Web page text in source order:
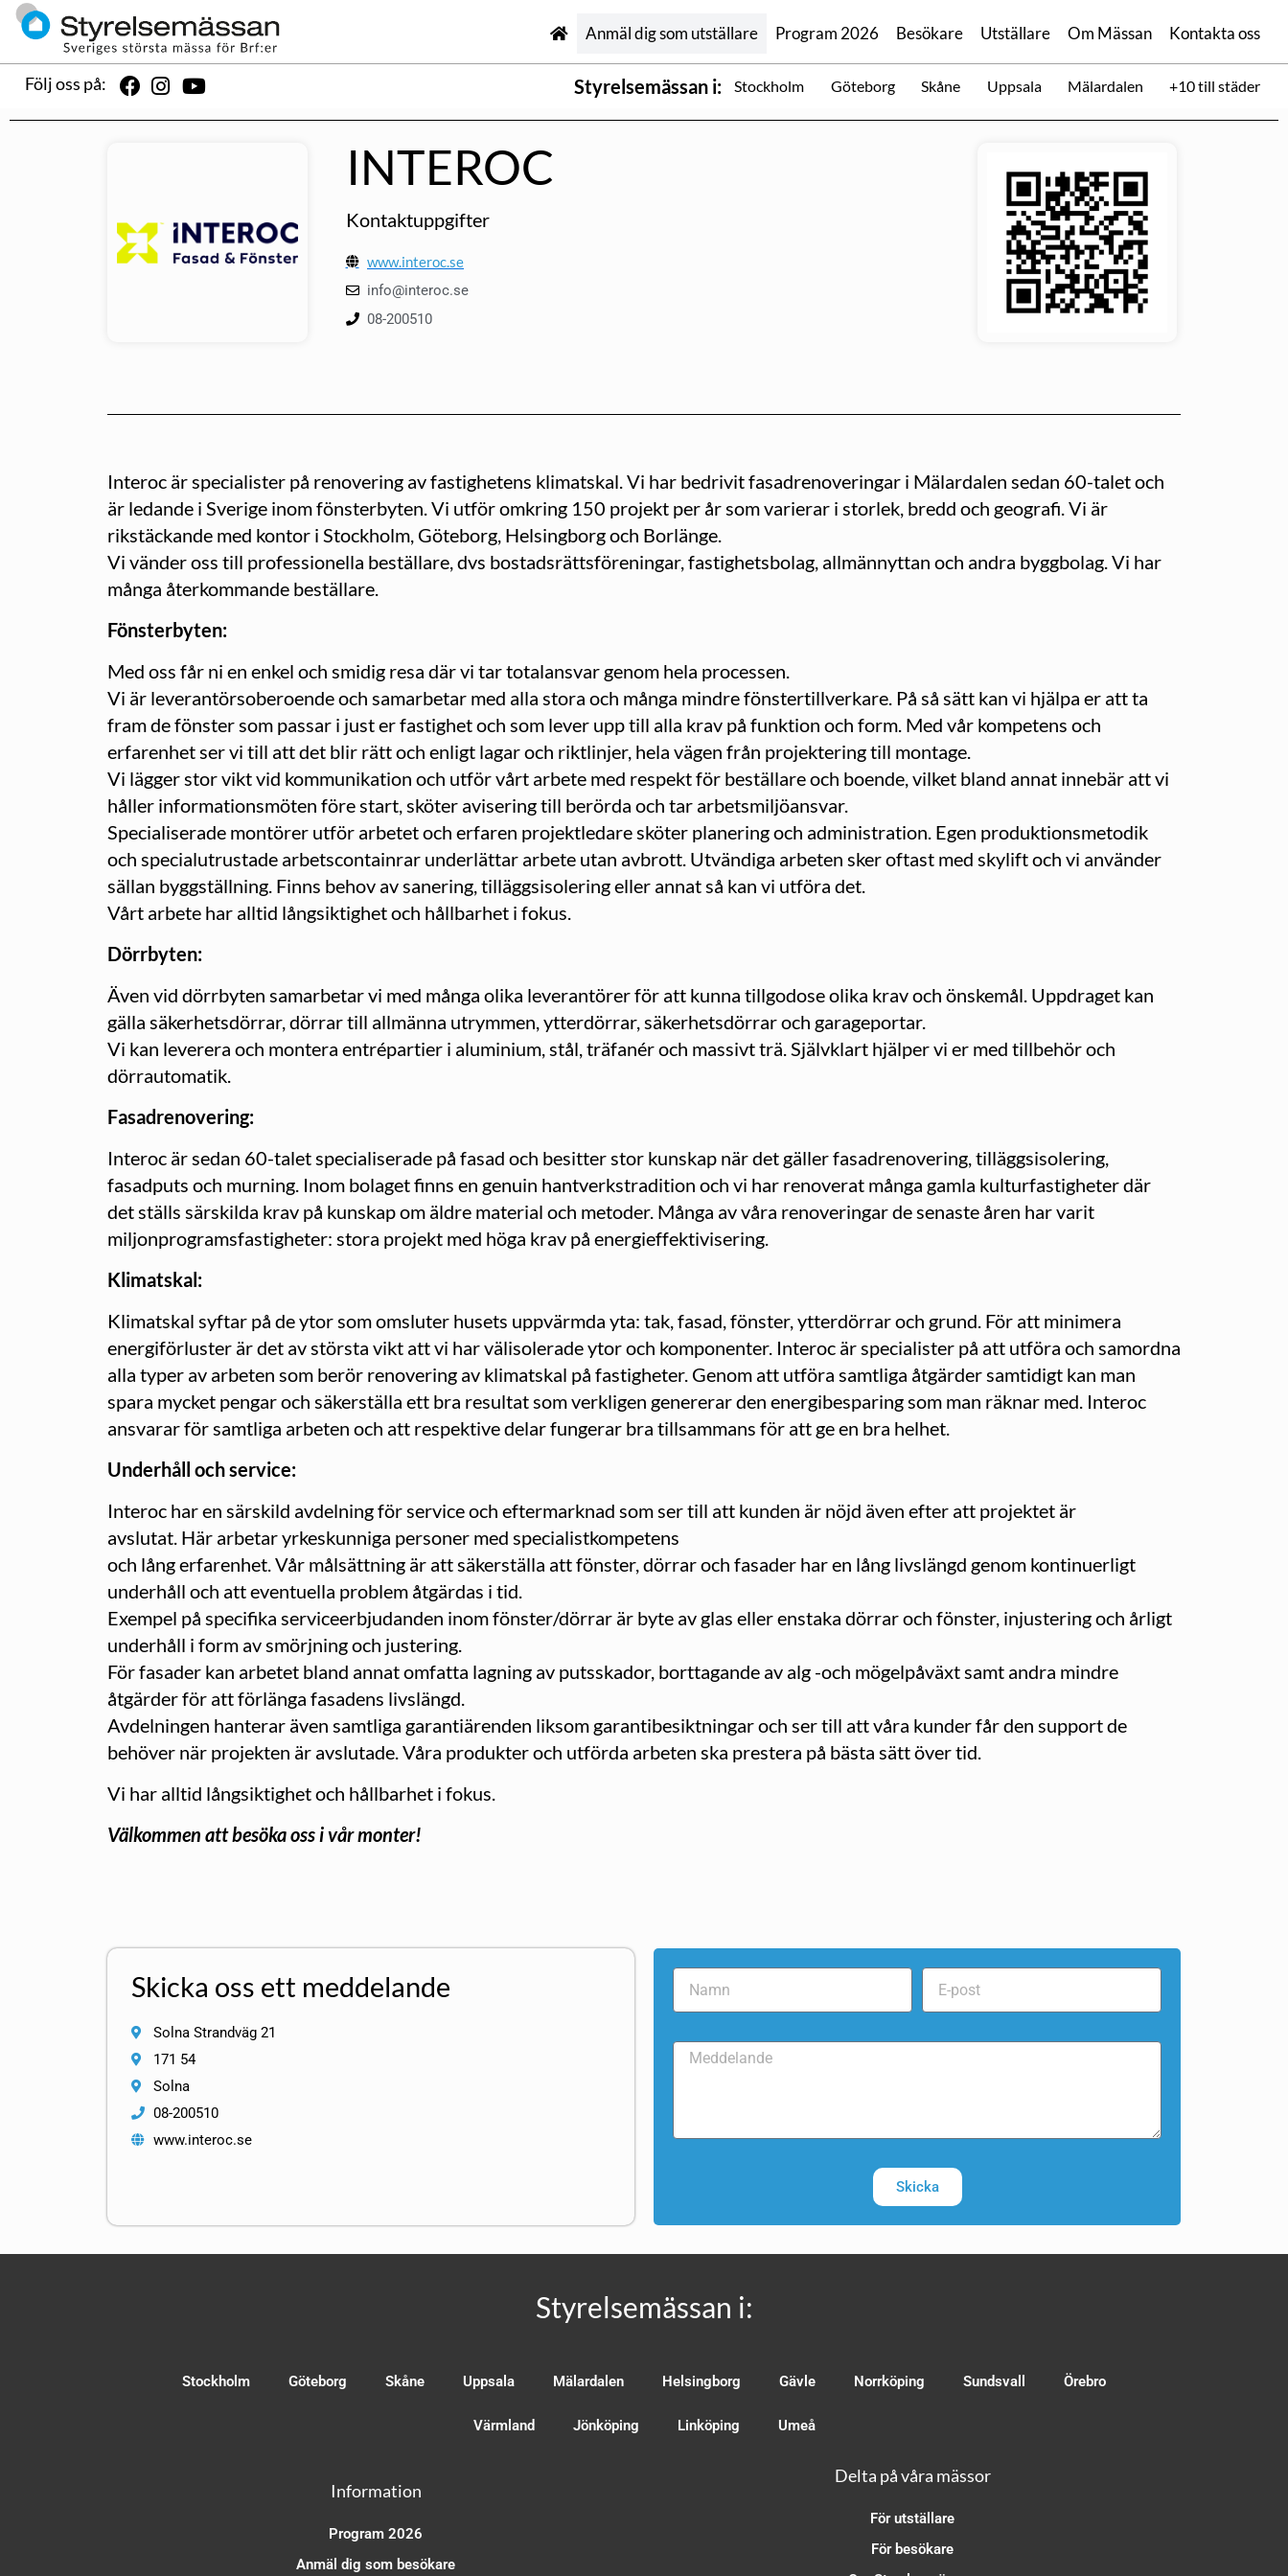
Anmäl dig som utställare Program 2026 Besökare Utställare Om Mässan Kontakta oss
Följ oss på: Styrelsemässan i: Stockholm Göteborg Skåne Uppsala Mälardalen +10 till städer
INTEROC
Kontaktuppgifter
www.interoc.se
info@interoc.se
08-200510
Interoc är specialister på renovering av fastighetens klimatskal. Vi har bedrivit fasadrenoveringar i Mälardalen sedan 60-talet och
är ledande i Sverige inom fönsterbyten. Vi utför omkring 150 projekt per år som varierar i storlek, bredd och geografi. Vi är
rikstäckande med kontor i Stockholm, Göteborg, Helsingborg och Borlänge.
Vi vänder oss till professionella beställare, dvs bostadsrättsföreningar, fastighetsbolag, allmännyttan och andra byggbolag. Vi har
många återkommande beställare.
Fönsterbyten:
Med oss får ni en enkel och smidig resa där vi tar totalansvar genom hela processen.
Vi är leverantörsoberoende och samarbetar med alla stora och många mindre fönstertillverkare. På så sätt kan vi hjälpa er att ta
fram de fönster som passar i just er fastighet och som lever upp till alla krav på funktion och form. Med vår kompetens och
erfarenhet ser vi till att det blir rätt och enligt lagar och riktlinjer, hela vägen från projektering till montage.
Vi lägger stor vikt vid kommunikation och utför vårt arbete med respekt för beställare och boende, vilket bland annat innebär att vi
håller informationsmöten före start, sköter avisering till berörda och tar arbetsmiljöansvar.
Specialiserade montörer utför arbetet och erfaren projektledare sköter planering och administration. Egen produktionsmetodik
och specialutrustade arbetscontainrar underlättar arbete utan avbrott. Utvändiga arbeten sker oftast med skylift och vi använder
sällan byggställning. Finns behov av sanering, tilläggsisolering eller annat så kan vi utföra det.
Vårt arbete har alltid långsiktighet och hållbarhet i fokus.
Dörrbyten:
Även vid dörrbyten samarbetar vi med många olika leverantörer för att kunna tillgodose olika krav och önskemål. Uppdraget kan
gälla säkerhetsdörrar, dörrar till allmänna utrymmen, ytterdörrar, säkerhetsdörrar och garageportar.
Vi kan leverera och montera entrépartier i aluminium, stål, träfanér och massivt trä. Självklart hjälper vi er med tillbehör och
dörrautomatik.
Fasadrenovering:
Interoc är sedan 60-talet specialiserade på fasad och besitter stor kunskap när det gäller fasadrenovering, tilläggsisolering,
fasadputs och murning. Inom bolaget finns en genuin hantverkstradition och vi har renoverat många gamla kulturfastigheter där
det ställs särskilda krav på kunskap om äldre material och metoder. Många av våra renoveringar de senaste åren har varit
miljonprogramsfastigheter: stora projekt med höga krav på energieffektivisering.
Klimatskal:
Klimatskal syftar på de ytor som omsluter husets uppvärmda yta: tak, fasad, fönster, ytterdörrar och grund. För att minimera
energiförluster är det av största vikt att vi har välisolerade ytor och komponenter. Interoc är specialister på att utföra och samordna
alla typer av arbeten som berör renovering av klimatskal på fastigheter. Genom att utföra samtliga åtgärder samtidigt kan man
spara mycket pengar och säkerställa ett bra resultat som verkligen genererar den energibesparing som man räknar med. Interoc
ansvarar för samtliga arbeten och att respektive delar fungerar bra tillsammans för att ge en bra helhet.
Underhåll och service:
Interoc har en särskild avdelning för service och eftermarknad som ser till att kunden är nöjd även efter att projektet är
avslutat. Här arbetar yrkeskunniga personer med specialistkompetens
och lång erfarenhet. Vår målsättning är att säkerställa att fönster, dörrar och fasader har en lång livslängd genom kontinuerligt
underhåll och att eventuella problem åtgärdas i tid.
Exempel på specifika serviceerbjudanden inom fönster/dörrar är byte av glas eller enstaka dörrar och fönster, injustering och årligt
underhåll i form av smörjning och justering.
För fasader kan arbetet bland annat omfatta lagning av putsskador, borttagande av alg -och mögelpåväxt samt andra mindre
åtgärder för att förlänga fasadens livslängd.
Avdelningen hanterar även samtliga garantiärenden liksom garantibesiktningar och ser till att våra kunder får den support de
behöver när projekten är avslutade. Våra produkter och utförda arbeten ska prestera på bästa sätt över tid.
Vi har alltid långsiktighet och hållbarhet i fokus.
Välkommen att besöka oss i vår monter!
Skicka oss ett meddelande
Solna Strandväg 21
171 54
Solna
08-200510
www.interoc.se
Skicka
Styrelsemässan i:
Stockholm Göteborg Skåne Uppsala Mälardalen Helsingborg Gävle Norrköping Sundsvall Örebro
Värmland Jönköping Linköping Umeå
Information
Program 2026
Anmäl dig som besökare
Delta på våra mässor
För utställare
För besökare